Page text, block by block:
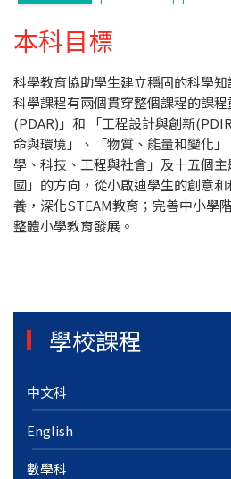
本科目標
科學教育協助學生建立穩固的科學
科學課程有兩個貫穿整個課程的課
(PDAR)」和 「工程設計與創新
命與環境」、「物質、能量和變化
學、科技、工程與社會」及十五個
國」的方向，從小啟迪學生的創意
養，深化STEAM教育；完善中小學
整體小學教育發展。
學校課程
中文科
English
數學科